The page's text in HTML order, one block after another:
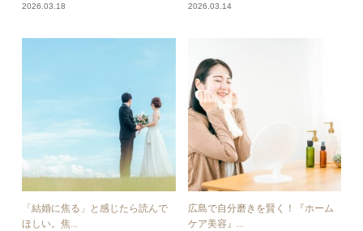
2026.03.18 2026.03.14
「結婚に焦る」と感じたら読んで
ほしい。焦...
広島で自分磨きを賢く！『ホーム
ケア美容』...